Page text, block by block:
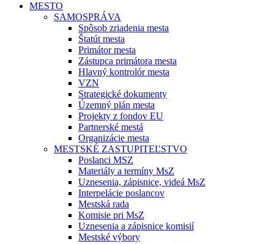
MESTO
SAMOSPRÁVA
Spôsob zriadenia mesta
Štatút mesta
Primátor mesta
Zástupca primátora mesta
Hlavný kontrolór mesta
VZN
Strategické dokumenty
Územný plán mesta
Projekty z fondov EU
Partnerské mestá
Organizácie mesta
MESTSKÉ ZASTUPITEĽSTVO
Poslanci MSZ
Materiály a termíny MsZ
Uznesenia, zápisnice, videá MsZ
Interpelácie poslancov
Mestská rada
Komisie pri MsZ
Uznesenia a zápisnice komisií
Mestské výbory